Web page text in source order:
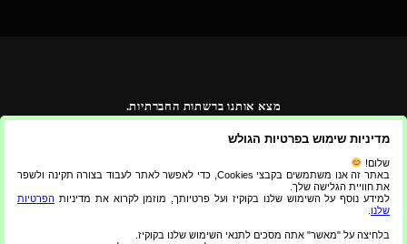
מצא אותנו ברשתות החברתיות.
מדיניות שימוש בפרטיות הגולש
שלום!
באתר זה אנו משתמשים בקבצי Cookies, כדי לאפשר לאתר לעבוד בצורה תקינה ולשפר
את חוויית הגלישה שלך.
למידע נוסף על השימוש שלנו בקוקיז ועל פרטיותך, מוזמן לקרוא את מדיניות הפרטיות
שלנו
בלחיצה על "מאשר" אתה מסכים לתנאי השימוש שלנו בקוקיז.